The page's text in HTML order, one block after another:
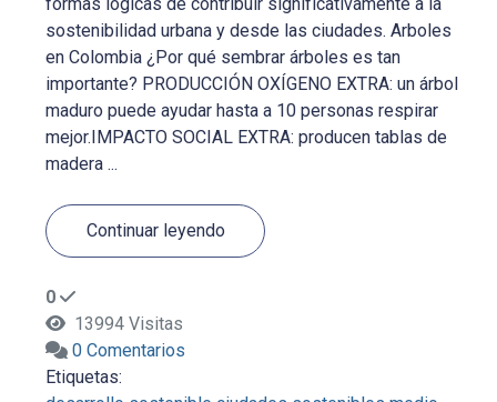
sostenibilidad urbana y desde las ciudades. Arboles
en Colombia ¿Por qué sembrar árboles es tan
importante? PRODUCCIÓN OXÍGENO EXTRA: un árbol
maduro puede ayudar hasta a 10 personas respirar
mejor.IMPACTO SOCIAL EXTRA: producen tablas de
madera ...
Continuar leyendo
0
13994 Visitas
0 Comentarios
Etiquetas: